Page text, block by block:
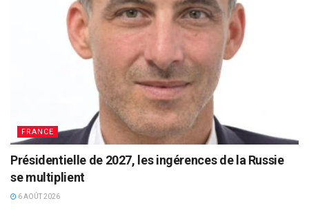
FRANCE
Présidentielle de 2027, les ingérences de la Russie
se multiplient
6 AOÛT 2026